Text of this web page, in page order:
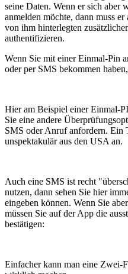
seine Daten. Wenn er sich aber
anmelden möchte, dann muss
von ihm hinterlegten
authentifizieren.
Wenn Sie mit einer Einmal-Pin
oder per SMS bekommen
Hier am Beispiel einer Einmal-
Sie eine andere
SMS oder Anruf anfordern. Ein
unspektakulär aus den USA an.
Auch eine SMS ist recht
nutzen, dann sehen Sie hier
eingeben können. Wenn Sie
müssen Sie auf der App die
bestätigen:
Einfacher kann man eine